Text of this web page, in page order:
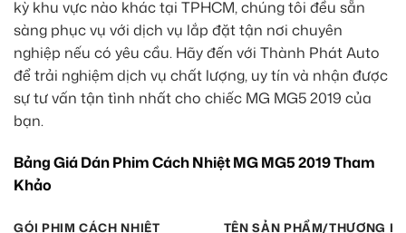
kỳ khu vực nào khác tại TPHCM, chúng tôi đều sẵn
sàng phục vụ với dịch vụ lắp đặt tận nơi chuyên
nghiệp nếu có yêu cầu. Hãy đến với Thành Phát Auto
để trải nghiệm dịch vụ chất lượng, uy tín và nhận được
sự tư vấn tận tình nhất cho chiếc MG MG5 2019 của
bạn.
Bảng Giá Dán Phim Cách Nhiệt MG MG5 2019 Tham
Khảo
GÓI PHIM CÁCH NHIỆT TÊN SẢN PHẨM/THƯƠNG